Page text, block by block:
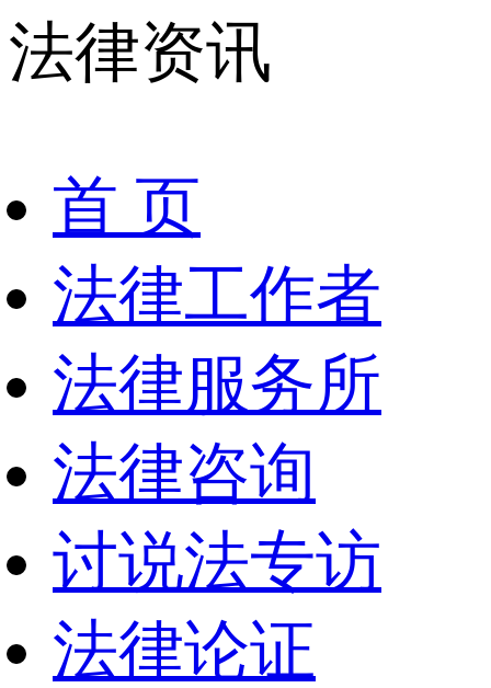
法律资讯
首 页
法律工作者
法律服务所
法律咨询
讨说法专访
法律论证